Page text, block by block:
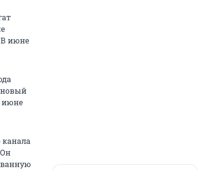
В июне
новый
июне
канала